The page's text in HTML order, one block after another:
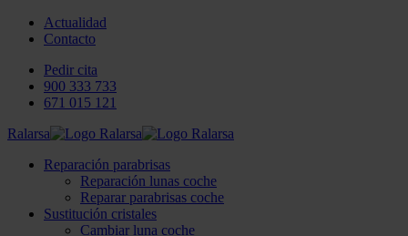
Actualidad
Contacto
Pedir cita
900 333 733
671 015 121
Ralarsa
Reparación parabrisas
Reparación lunas coche
Reparar parabrisas coche
Sustitución cristales
Cambiar luna coche